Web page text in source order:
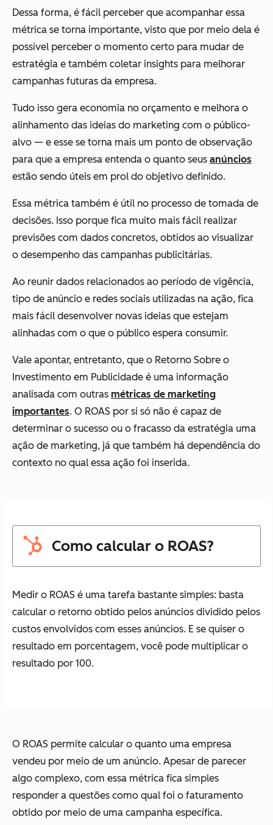
Dessa forma, é fácil perceber que acompanhar essa
métrica se torna importante, visto que por meio dela é
possível perceber o momento certo para mudar de
estratégia e também coletar insights para melhorar
campanhas futuras da empresa.
Tudo isso gera economia no orçamento e melhora o
alinhamento das ideias do marketing com o público-
alvo — e esse se torna mais um ponto de observação
para que a empresa entenda o quanto seus anúncios
estão sendo úteis em prol do objetivo definido.
Essa métrica também é útil no processo de tomada de
decisões. Isso porque fica muito mais fácil realizar
previsões com dados concretos, obtidos ao visualizar
o desempenho das campanhas publicitárias.
Ao reunir dados relacionados ao período de vigência,
tipo de anúncio e redes sociais utilizadas na ação, fica
mais fácil desenvolver novas ideias que estejam
alinhadas com o que o público espera consumir.
Vale apontar, entretanto, que o Retorno Sobre o
Investimento em Publicidade é uma informação
analisada com outras métricas de marketing
importantes. O ROAS por si só não é capaz de
determinar o sucesso ou o fracasso da estratégia uma
ação de marketing, já que também há dependência do
contexto no qual essa ação foi inserida.
Como calcular o ROAS?
Medir o ROAS é uma tarefa bastante simples: basta
calcular o retorno obtido pelos anúncios dividido pelos
custos envolvidos com esses anúncios. E se quiser o
resultado em porcentagem, você pode multiplicar o
resultado por 100.
O ROAS permite calcular o quanto uma empresa
vendeu por meio de um anúncio. Apesar de parecer
algo complexo, com essa métrica fica simples
responder a questões como qual foi o faturamento
obtido por meio de uma campanha específica.